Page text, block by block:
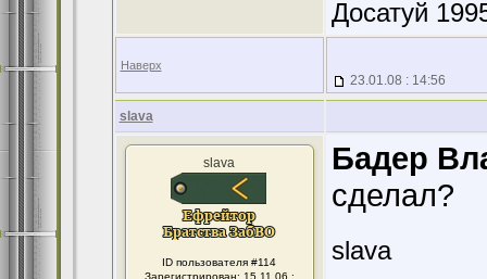
Досатуй
Наверх
23.01.08 : 14:56
slava
slava
ID пользователя #114
Зарегистрирован: 15.11.06 :
Бадер
сделал?
slava